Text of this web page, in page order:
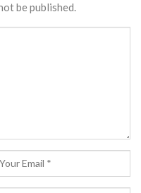
be published.